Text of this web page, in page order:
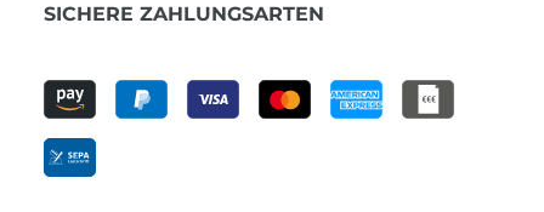
SICHERE ZAHLUNGSARTEN